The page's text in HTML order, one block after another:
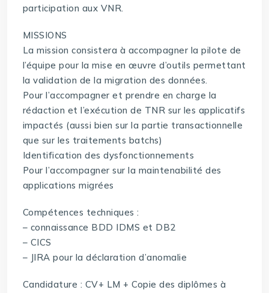
participation aux VNR.
MISSIONS
La mission consistera à accompagner la pilote de
l’équipe pour la mise en œuvre d’outils permettant
la validation de la migration des données.
Pour l’accompagner et prendre en charge la
rédaction et l’exécution de TNR sur les applicatifs
impactés (aussi bien sur la partie transactionnelle
que sur les traitements batchs)
Identification des dysfonctionnements
Pour l’accompagner sur la maintenabilité des
applications migrées
Compétences techniques :
– connaissance BDD IDMS et DB2
– CICS
– JIRA pour la déclaration d’anomalie
Candidature : CV+ LM + Copie des diplômes à